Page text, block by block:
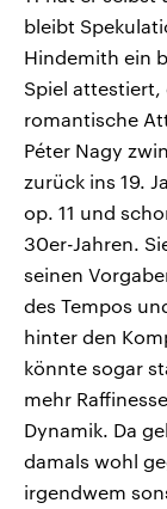
bleibt
Hindemith ein
Spiel attestiert,
romantische
Péter Nagy
zurück ins 19.
op. 11 und
30er-Jahren.
seinen
des Tempos
hinter den
könnte sogar
mehr
Dynamik. Da
damals wohl
irgendwem